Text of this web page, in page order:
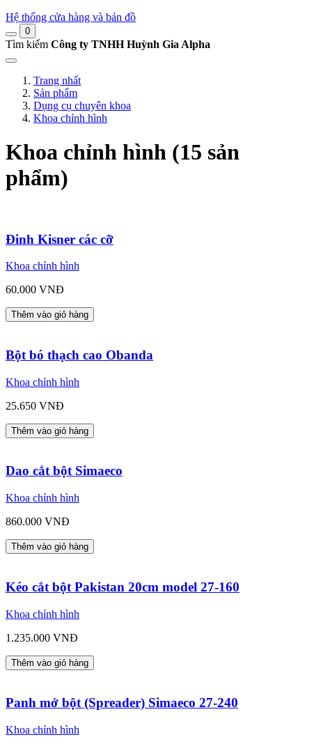
Hệ thống cửa hàng và bản đồ
0
Tìm kiếm Công ty TNHH Huỳnh Gia Alpha
Trang nhất
Sản phẩm
Dụng cụ chuyên khoa
Khoa chỉnh hình
Khoa chỉnh hình (15 sản
phẩm)
Đinh Kisner các cỡ
Khoa chỉnh hình
60.000 VNĐ
Thêm vào giỏ hàng
Bột bó thạch cao Obanda
Khoa chỉnh hình
25.650 VNĐ
Thêm vào giỏ hàng
Dao cắt bột Simaeco
Khoa chỉnh hình
860.000 VNĐ
Thêm vào giỏ hàng
Kéo cắt bột Pakistan 20cm model 27-160
Khoa chỉnh hình
1.235.000 VNĐ
Thêm vào giỏ hàng
Panh mở bột (Spreader) Simaeco 27-240
Khoa chỉnh hình